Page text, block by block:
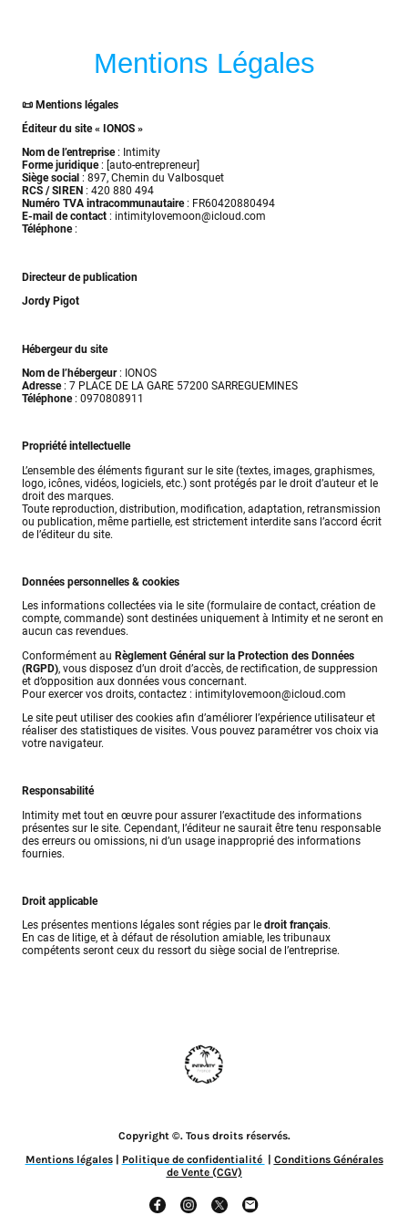
Mentions Légales
📜 Mentions légales
Éditeur du site « IONOS »
Nom de l’entreprise: Intimity
Forme juridique: [auto-entrepreneur]
Siège social : 897, Chemin du Valbosquet
RCS / SIREN : 420 880 494
Numéro TVA intracommunautaire: FR60420880494
E-mail de contact : intimitylovemoon@icloud.com
Téléphone:
Directeur de publication
Jordy Pigot
Hébergeur du site
Nom de l’hébergeur: IONOS
Adresse: 7 PLACE DE LA GARE 57200 SARREGUEMINES
Téléphone: 0970808911
Propriété intellectuelle
L’ensemble des éléments figurant sur le site (textes, images, graphismes,
logo, icônes, vidéos, logiciels, etc.) sont protégés par le droit d’auteur et le
droit des marques.
Toute reproduction, distribution, modification, adaptation, retransmission
ou publication, même partielle, est strictement interdite sans l’accord écrit
de l’éditeur du site.
Données personnelles & cookies
Les informations collectées via le site (formulaire de contact, création de
compte, commande) sont destinées uniquement à Intimity et ne seront en
aucun cas revendues.
Conformément au Règlement Général sur la Protection des Données
(RGPD), vous disposez d’un droit d’accès, de rectification, de suppression
et d’opposition aux données vous concernant.
Pour exercer vos droits, contactez : intimitylovemoon@icloud.com
Le site peut utiliser des cookies afin d’améliorer l’expérience utilisateur et
réaliser des statistiques de visites. Vous pouvez paramétrer vos choix via
votre navigateur.
Responsabilité
Intimity met tout en œuvre pour assurer l’exactitude des informations
présentes sur le site. Cependant, l’éditeur ne saurait être tenu responsable
des erreurs ou omissions, ni d’un usage inapproprié des informations
fournies.
Droit applicable
Les présentes mentions légales sont régies par le droit français.
En cas de litige, et à défaut de résolution amiable, les tribunaux
compétents seront ceux du ressort du siège social de l’entreprise.
Copyright ©. Tous droits réservés.
Mentions légales| Politique de confidentialité
Conditions Générales
de Vente (CGV)